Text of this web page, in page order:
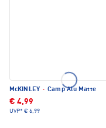
McKINLEY · Camp Alu Matte
€ 4,99
UVP* € 6,99